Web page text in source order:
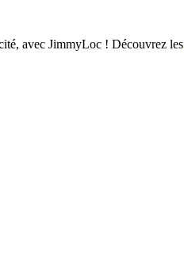
avec JimmyLoc ! Découvrez les